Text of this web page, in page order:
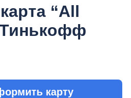
“All
Тинькофф
карту